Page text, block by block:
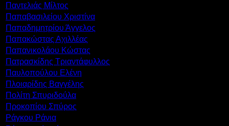
Παντελιάς Μίλτος
Παπαβασιλείου Χριστίνα
Παπαδημητρίου Άγγελος
Παπακώστας Αχιλλέας
Παπανικολάου Κώστας
Πατρασκίδης Τριαντάφυλλος
Παυλοπούλου Ελένη
Πλοιαρίδης Βαγγέλης
Πολίτη Σπυριδούλα
Προκοπίου Σπύρος
Ράγκου Ράνια